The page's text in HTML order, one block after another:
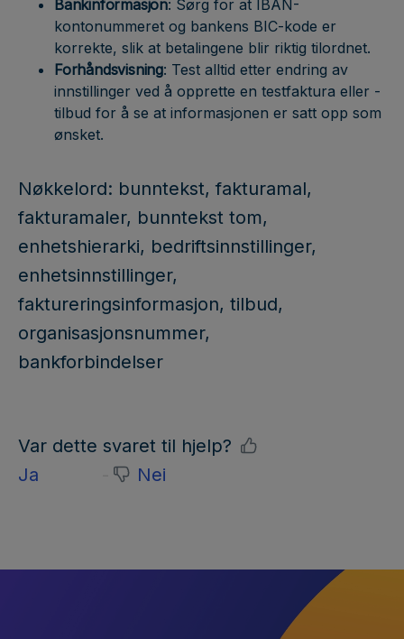
Bankinformasjon: Sørg for at IBAN-
kontonummeret og bankens BIC-kode er
korrekte, slik at betalingene blir riktig tilordnet.
Forhåndsvisning: Test alltid etter endring av
innstillinger ved å opprette en testfaktura eller -
tilbud for å se at informasjonen er satt opp som
ønsket.
Nøkkelord: bunntekst, fakturamal,
fakturamaler, bunntekst tom,
enhetshierarki, bedriftsinnstillinger,
enhetsinnstillinger,
faktureringsinformasjon, tilbud,
organisasjonsnummer,
bankforbindelser
Var dette svaret til hjelp?
Ja
Nei